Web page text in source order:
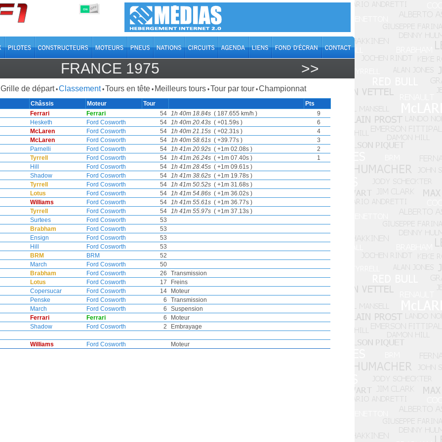
ON OFF
FRANCE 1975 >>
Grille de départ •Classement •Tours en tête • Meilleurs tours •Tour par tour •Championnat
Châssis Moteur Tour
Pts
Ferrari Ferrari 54 1h 40m 18.84s( 187.655 km/h )
9
Hesketh Ford Cosworth 54 1h 40m 20.43s( +01.59s )
6
McLaren Ford Cosworth 54 1h 40m 21.15s( +02.31s )
4
McLaren Ford Cosworth 54 1h 40m 58.61s( +39.77s )
3
Parnelli Ford Cosworth 54 1h 41m 20.92s( +1m 02.08s )
2
Tyrrell Ford Cosworth 54 1h 41m 26.24s( +1m 07.40s )
1
Hill Ford Cosworth 54 1h 41m 28.45s( +1m 09.61s )
Shadow Ford Cosworth 54 1h 41m 38.62s( +1m 19.78s )
Tyrrell Ford Cosworth 54 1h 41m 50.52s( +1m 31.68s )
Lotus Ford Cosworth 54 1h 41m 54.86s( +1m 36.02s )
Williams Ford Cosworth 54 1h 41m 55.61s( +1m 36.77s )
Tyrrell Ford Cosworth 54 1h 41m 55.97s( +1m 37.13s )
Surtees Ford Cosworth
53
Brabham Ford Cosworth
53
Ensign Ford Cosworth
53
Hill Ford Cosworth
53
BRM BRM
52
March Ford Cosworth
50
Brabham Ford Cosworth 26
Transmission
Lotus Ford Cosworth 17
Freins
Copersucar Ford Cosworth 14
Moteur
Penske Ford Cosworth 6
Transmission
March Ford Cosworth 6
Suspension
Ferrari Ferrari 6
Moteur
Shadow Ford Cosworth 2 Embrayage
Williams Ford Cosworth Moteur